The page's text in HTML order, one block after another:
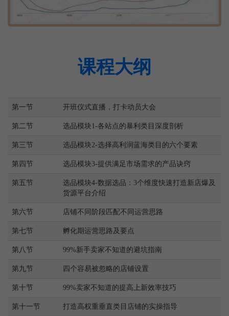
课程大纲
第一节 开班仪式直播，打卡动员大会
第二节 选品模块1-各站点的暴利类目深度剖析
第三节 选品模块2-选择高利润蓝海类目的六个要素
第四节 选品模块3-提供满足市场需求的产品诀窍
第五节
选品模块4-数据选品：3个维度快速打造新店爆及
货源平台介绍
第六节 店铺不同阶段匹配不同运营思路
第七节 孵化期运营思路及要点
第八节 99%新手卖家不知道的避坑指南
第九节 四个容易被忽略的店铺设置
第十节 99%卖家不知道的提高上新效率技巧
第十一节 打造高权重垂直类目店铺的实操指导